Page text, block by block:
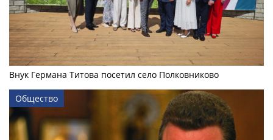
Внук Германа Титова посетил село Полковниково
Общество